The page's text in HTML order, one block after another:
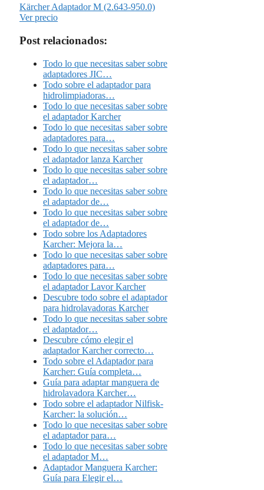
Kärcher Adaptador M (2.643-950.0)
Ver precio
Post relacionados:
Todo lo que necesitas saber sobre
adaptadores JIC…
Todo sobre el adaptador para
hidrolimpiadoras…
Todo lo que necesitas saber sobre
el adaptador Karcher
Todo lo que necesitas saber sobre
adaptadores para…
Todo lo que necesitas saber sobre
el adaptador lanza Karcher
Todo lo que necesitas saber sobre
el adaptador…
Todo lo que necesitas saber sobre
el adaptador de…
Todo lo que necesitas saber sobre
el adaptador de…
Todo sobre los Adaptadores
Karcher: Mejora la…
Todo lo que necesitas saber sobre
adaptadores para…
Todo lo que necesitas saber sobre
el adaptador Lavor Karcher
Descubre todo sobre el adaptador
para hidrolavadoras Karcher
Todo lo que necesitas saber sobre
el adaptador…
Descubre cómo elegir el
adaptador Karcher correcto…
Todo sobre el Adaptador para
Karcher: Guía completa…
Guía para adaptar manguera de
hidrolavadora Karcher…
Todo sobre el adaptador Nilfisk-
Karcher: la solución…
Todo lo que necesitas saber sobre
el adaptador para…
Todo lo que necesitas saber sobre
el adaptador M…
Adaptador Manguera Karcher:
Guía para Elegir el…